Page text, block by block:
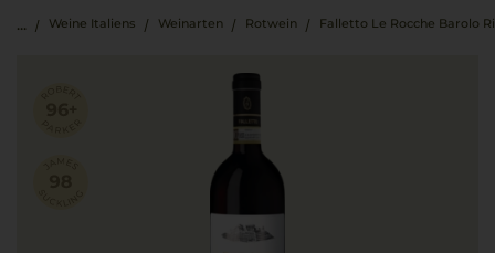
Weine Italiens Weinarten Rotwein Falletto Le Rocche Barolo